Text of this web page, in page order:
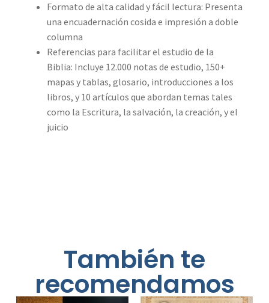
Formato de alta calidad y fácil lectura: Presenta
una encuadernación cosida e impresión a doble
columna
Referencias para facilitar el estudio de la
Biblia: Incluye 12.000 notas de estudio, 150+
mapas y tablas, glosario, introducciones a los
libros, y 10 artículos que abordan temas tales
como la Escritura, la salvación, la creación, y el
juicio
También te
recomendamos